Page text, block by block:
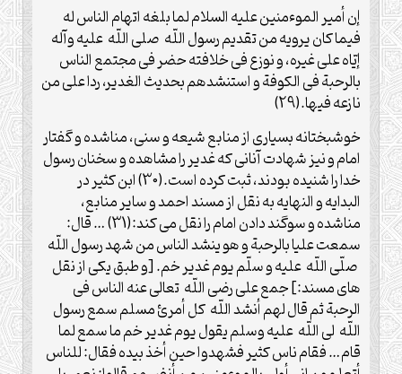
إن أمیر الموءمنین علیه السلام لما بلغه اتهام الناس له
فیما کان یرویه من تقدیم رسول اللّه صلی اللّه علیه وآله
إیّاه علی غیره، و نوزع فی خلافته حضر فی مجتمع الناس
بالرحبة فی الکوفة و استنشدهم بحدیث الغدیر، ردا علی من
نازعه فیها.(29)
خوشبختانه بسیاری از منابع شیعه و سنی، مناشده و گفتار
امام و نیز شهادت آنانی که غدیر را مشاهده و سخنان رسول
خدا را شنیده بودند، ثبت کرده است.(30) ابن کثیر در
البدایه و النهایه به نقل از مسند احمد و سایر منابع،
مناشده و سوگند دادن امام را نقل می کند:(31) … قال:
سمعت علیا بالرحبة و هو ینشد الناس من شهد رسول اللّه
صلّی اللّه علیه و سلّم یوم غدیر خم. [و طبق یکی از نقل
های مسند:] جمع علی رضی اللّه تعالی عنه الناس فی
الرحبة ثم قال لهم أنشد اللّه کل أمرئ مسلم سمع رسول
اللّه لی اللّه علیه وسلم یقول یوم غدیر خم ما سمع لما
قام… فقام ناس کثیر فشهدوا حین أخذ بیده فقال: للناس